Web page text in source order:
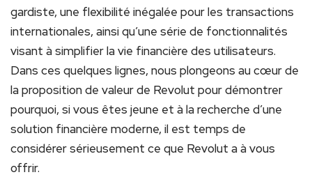
gardiste, une flexibilité inégalée pour les transactions
internationales, ainsi qu’une série de fonctionnalités
visant à simplifier la vie financière des utilisateurs.
Dans ces quelques lignes, nous plongeons au cœur de
la proposition de valeur de Revolut pour démontrer
pourquoi, si vous êtes jeune et à la recherche d’une
solution financière moderne, il est temps de
considérer sérieusement ce que Revolut a à vous
offrir.